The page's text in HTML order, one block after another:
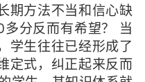
期方法不当和信心缺
分反而有希望？ 当
学生往往已经形成了
定式，纠正起来反而